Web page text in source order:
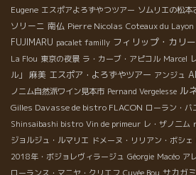
Eugene エスポアよろずやつツアー ソムリエの松本
ソリーニ 南仏 Pierre Nicolas Coteaux du Layon
FUJIMARU pacalet familly フィリップ・カリ
La Flou 東京の夜景 ラ・カーブ・アピコル Marcel
ル」
麻美 エスポア・よろずやツアー アンジュ
ノニム自然派ワイン見本市 Pernand Vergelesse ル
Gilles Davasse de bistro FLACON ローラン・
Shinsaibashi bistro Vin de primeur レ・ザノ二ム
ジョルジュ・ルマリエ ドメーヌ・リリアン・ボシェ
2018年・ボジョレヴィラージュ Géorgie Macéo ア
サカガ